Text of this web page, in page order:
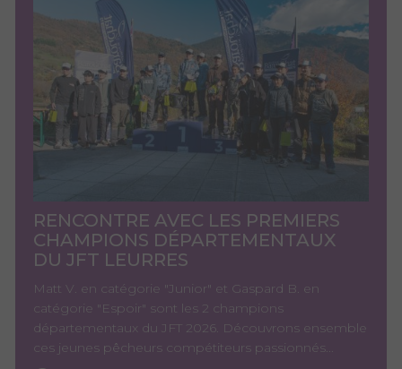
RENCONTRE AVEC LES PREMIERS
CHAMPIONS DÉPARTEMENTAUX
DU JFT LEURRES
Matt V. en catégorie "Junior" et Gaspard B. en
catégorie "Espoir" sont les 2 champions
départementaux du JFT 2026. Découvrons ensemble
ces jeunes pêcheurs compétiteurs passionnés...